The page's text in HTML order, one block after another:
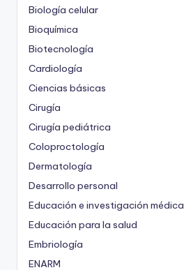
Biología celular
Bioquímica
Biotecnología
Cardiología
Ciencias básicas
Cirugía
Cirugía pediátrica
Coloproctología
Dermatología
Desarrollo personal
Educación e investigación médica
Educación para la salud
Embriología
ENARM